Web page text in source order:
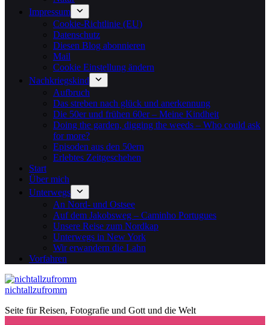
Impressum
Cookie-Richtlinie (EU)
Datenschutz
Diesen Blog abonnieren
Mail
Cookie Einstellung ändern
Nachkriegskind
Aufbruch
Das streben nach glück und anerkennung
Die 50er und frühen 60er – Meine Kindheit
Doing the garden, digging the weeds – Who could ask
for more?
Episoden aus den 50ern
Erlebtes Zeitgeschehen
Start
Über mich
Unterwegs
An Nord- und Ostsee
Auf dem Jakobsweg – Caminho Portugues
Unsere Reise zum Nordkap
Unterwegs in New York
Wir erwandern die Lahn
Vorfahren
nichtallzufromm
Seite für Reisen, Fotografie und Gott und die Welt